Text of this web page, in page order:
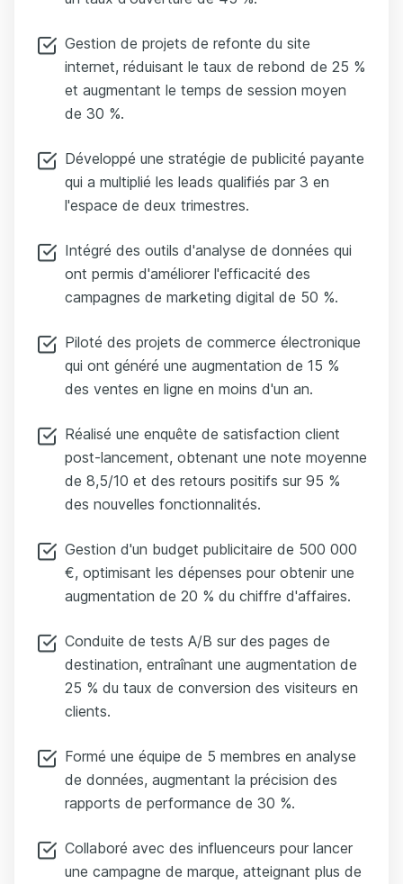
Gestion de projets de refonte du site
internet, réduisant le taux de rebond de 25 %
et augmentant le temps de session moyen
de 30 %.
Développé une stratégie de publicité payante
qui a multiplié les leads qualifiés par 3 en
l'espace de deux trimestres.
Intégré des outils d'analyse de données qui
ont permis d'améliorer l'efficacité des
campagnes de marketing digital de 50 %.
Piloté des projets de commerce électronique
qui ont généré une augmentation de 15 %
des ventes en ligne en moins d'un an.
Réalisé une enquête de satisfaction client
post-lancement, obtenant une note moyenne
de 8,5/10 et des retours positifs sur 95 %
des nouvelles fonctionnalités.
Gestion d'un budget publicitaire de 500 000
€, optimisant les dépenses pour obtenir une
augmentation de 20 % du chiffre d'affaires.
Conduite de tests A/B sur des pages de
destination, entraînant une augmentation de
25 % du taux de conversion des visiteurs en
clients.
Formé une équipe de 5 membres en analyse
de données, augmentant la précision des
rapports de performance de 30 %.
Collaboré avec des influenceurs pour lancer
une campagne de marque, atteignant plus de